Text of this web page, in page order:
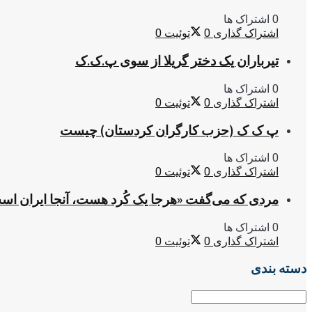
0 اشتراک ها
اشتراک گذاری 0 توئیت 0
تیرباران یک دختر گریلا از سوی پ.ک.ک
0 اشتراک ها
اشتراک گذاری 0 توئیت 0
پ ک ک (حزب کارگران کردستان) چیست
0 اشتراک ها
اشتراک گذاری 0 توئیت 0
مردی که می‌گفت «هرجا یک کُرد هست، آنجا ایران
0 اشتراک ها
اشتراک گذاری 0 توئیت 0
دسته بندی
دسته